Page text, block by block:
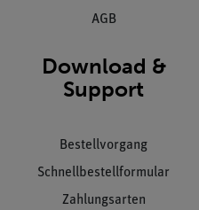
AGB
Download &
Support
Bestellvorgang
Schnellbestellformular
Zahlungsarten